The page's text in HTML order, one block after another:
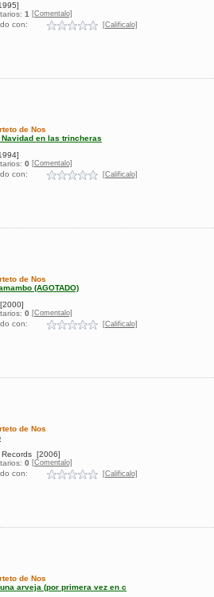
1 [Comentalo]
con: [Calificalo]
de Nos
Navidad en las trincheras
0 [Comentalo]
con: [Calificalo]
de Nos
(AGOTADO)
[2000]
0 [Comentalo]
con: [Calificalo]
de Nos
Records [2006]
0 [Comentalo]
con: [Calificalo]
de Nos
arveja (por primera vez en c